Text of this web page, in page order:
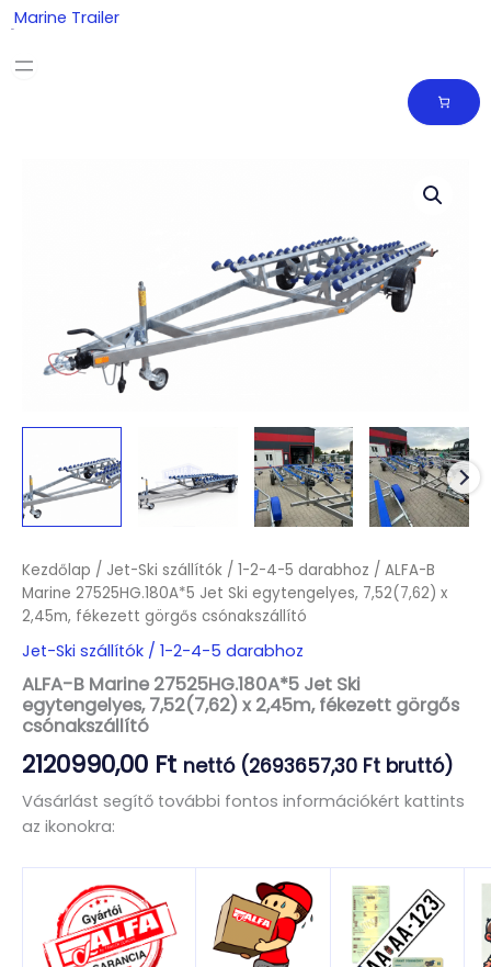
Skip
to
content
Marine Trailer
Kezdőlap / Jet-Ski szállítók / 1-2-4-5 darabhoz / ALFA-B
Marine 27525HG.180A*5 Jet Ski egytengelyes, 7,52(7,62) x
2,45m, fékezett görgős csónakszállító
Jet-Ski szállítók / 1-2-4-5 darabhoz
ALFA-B Marine 27525HG.180A*5 Jet Ski
egytengelyes, 7,52(7,62) x 2,45m, fékezett görgős
csónakszállító
2120990,00 Ft nettó (2693657,30 Ft bruttó)
Vásárlást segítő további fontos információkért kattints
az ikonokra: